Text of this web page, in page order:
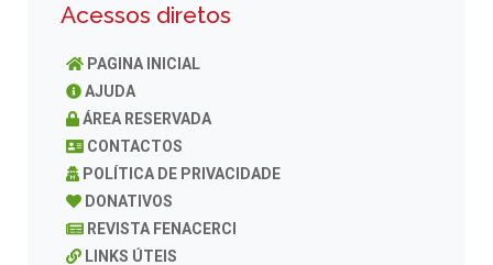
Acessos diretos
PAGINA INICIAL
AJUDA
ÁREA RESERVADA
CONTACTOS
POLÍTICA DE PRIVACIDADE
DONATIVOS
REVISTA FENACERCI
LINKS ÚTEIS